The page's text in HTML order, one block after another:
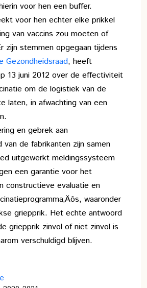
voor hen een buffer.
voor hen echter elke prikkel
van vaccins zou moeten of
zijn stemmen opgegaan tijdens
Gezondheidsraad, heeft
13 juni 2012 over de effectiviteit
om de logistiek van de
laten, in afwachting van een
en gebrek aan
van de fabrikanten zijn samen
uitgewerkt meldingssysteem
een garantie voor het
constructieve evaluatie en
waaronder
griepprik. Het echte antwoord
griepprik zinvol of niet zinvol is
verschuldigd blijven.